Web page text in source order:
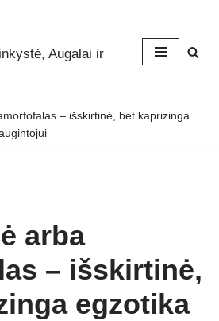
Augalai ir
– išskirtinė, bet kaprizinga
arba
– išskirtinė,
egzotika